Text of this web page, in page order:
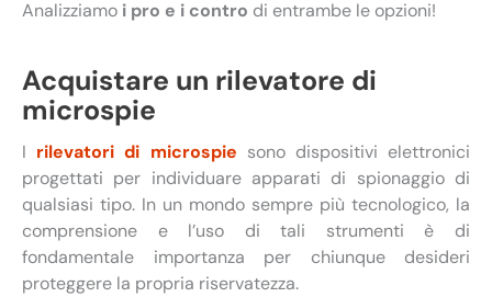
Analizziamo i pro e i contro di entrambe le opzioni!
Acquistare un rilevatore di
microspie
I rilevatori di microspie sono dispositivi elettronici
progettati per individuare apparati di spionaggio di
qualsiasi tipo. In un mondo sempre più tecnologico, la
comprensione e l’uso di tali strumenti è di
fondamentale importanza per chiunque desideri
proteggere la propria riservatezza.